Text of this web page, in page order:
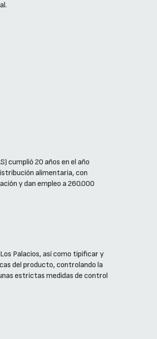
cumplió 20 años en el año
alimentaria, con
y dan empleo a 260.000
Palacios, así como tipificar y
del producto, controlando la
estrictas medidas de control